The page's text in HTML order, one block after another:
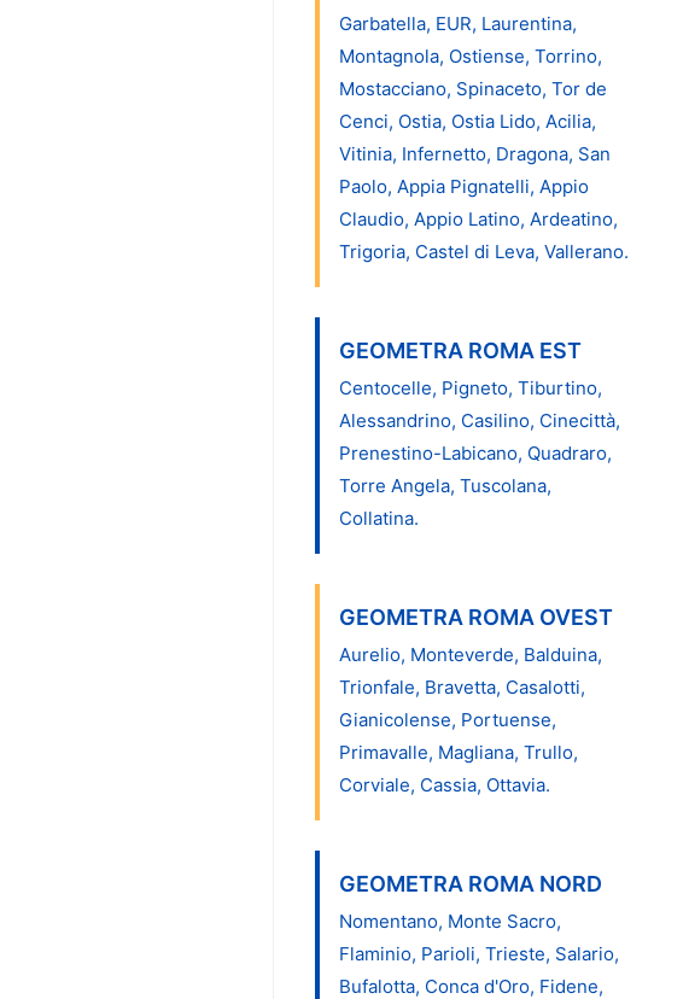
Garbatella, EUR, Laurentina,
Montagnola, Ostiense, Torrino,
Mostacciano, Spinaceto, Tor de
Cenci, Ostia, Ostia Lido, Acilia,
Vitinia, Infernetto, Dragona, San
Paolo, Appia Pignatelli, Appio
Claudio, Appio Latino, Ardeatino,
Trigoria, Castel di Leva, Vallerano.
GEOMETRA ROMA EST
Centocelle, Pigneto, Tiburtino,
Alessandrino, Casilino, Cinecittà,
Prenestino-Labicano, Quadraro,
Torre Angela, Tuscolana,
Collatina.
GEOMETRA ROMA OVEST
Aurelio, Monteverde, Balduina,
Trionfale, Bravetta, Casalotti,
Gianicolense, Portuense,
Primavalle, Magliana, Trullo,
Corviale, Cassia, Ottavia.
GEOMETRA ROMA NORD
Nomentano, Monte Sacro,
Flaminio, Parioli, Trieste, Salario,
Bufalotta, Conca d'Oro, Fidene,